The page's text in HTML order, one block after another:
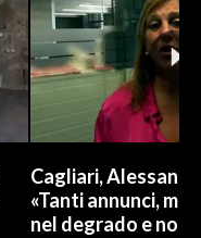
Cagliari,
«Tanti annunci,
nel degrado e non